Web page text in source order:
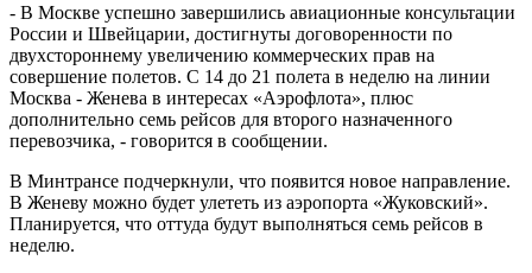
- В Москве успешно завершились авиационные консультации
России и Швейцарии, достигнуты договоренности по
двухстороннему увеличению коммерческих прав на
совершение полетов. С 14 до 21 полета в неделю на линии
Москва - Женева в интересах «Аэрофлота», плюс
дополнительно семь рейсов для второго назначенного
перевозчика, - говорится в сообщении.
В Минтрансе подчеркнули, что появится новое направление.
В Женеву можно будет улететь из аэропорта «Жуковский».
Планируется, что оттуда будут выполняться семь рейсов в
неделю.